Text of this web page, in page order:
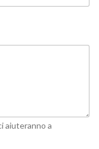
aiuteranno a